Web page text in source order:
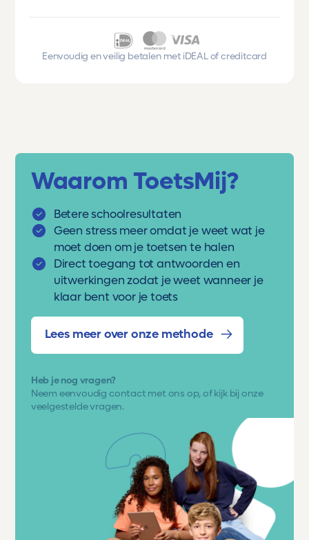
Eenvoudig en veilig betalen met iDEAL of creditcard
Waarom ToetsMij?
Betere schoolresultaten
Geen stress meer omdat je weet wat je
moet doen om je toetsen te halen
Direct toegang tot antwoorden en
uitwerkingen zodat je weet wanneer je
klaar bent voor je toets
Lees meer over onze methode
Heb je nog vragen?
Neem eenvoudig contact met ons op, of kijk bij onze
veelgestelde vragen.